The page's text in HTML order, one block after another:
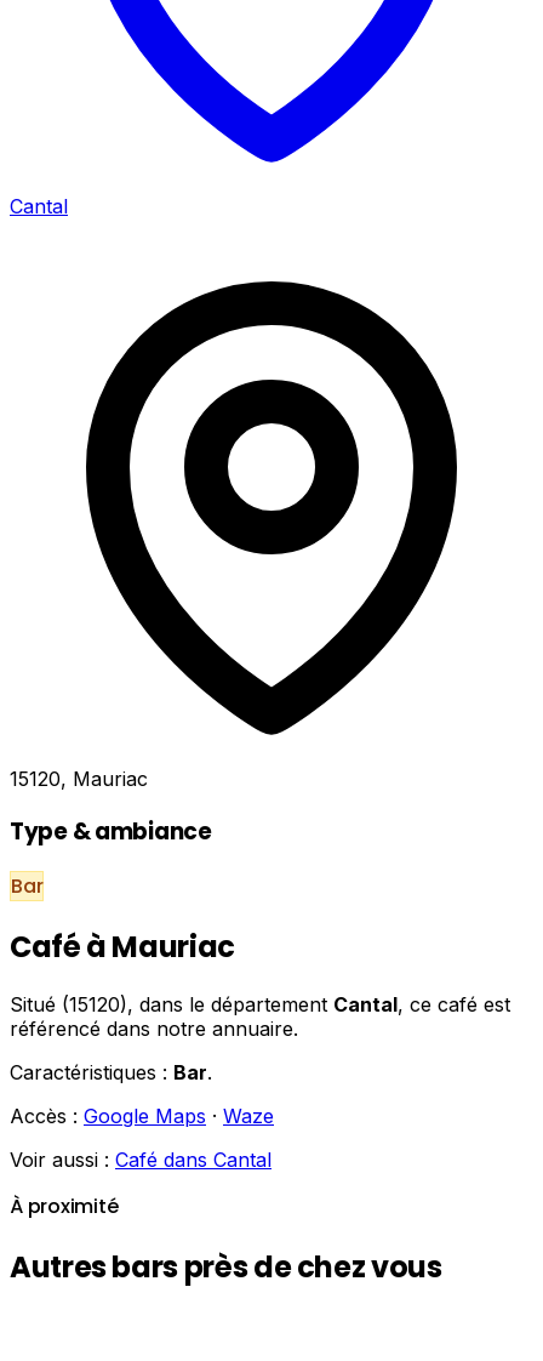
Cantal
15120, Mauriac
Type & ambiance
Bar
Café à Mauriac
Situé (15120), dans le département Cantal, ce café est
référencé dans notre annuaire.
Caractéristiques : Bar.
Accès : Google Maps · Waze
Voir aussi : Café dans Cantal
À proximité
Autres bars près de chez vous